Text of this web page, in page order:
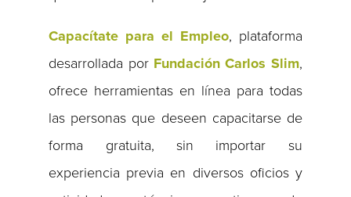
Capacítate para el Empleo, plataforma
desarrollada por Fundación Carlos Slim,
ofrece herramientas en línea para todas
las personas que deseen capacitarse de
forma gratuita, sin importar su
experiencia previa en diversos oficios y